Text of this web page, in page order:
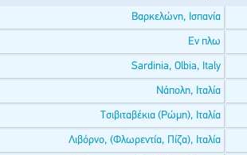
Βαρκελώνη, Ισπανία
Εν πλω
Sardinia, Olbia, Italy
Νάπολη, Ιταλία
Τσιβιταβέκια (Ρώμη), Ιταλία
Λιβόρνο, (Φλωρεντία, Πίζα), Ιταλία